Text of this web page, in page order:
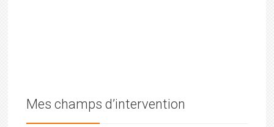
Mes champs d’intervention